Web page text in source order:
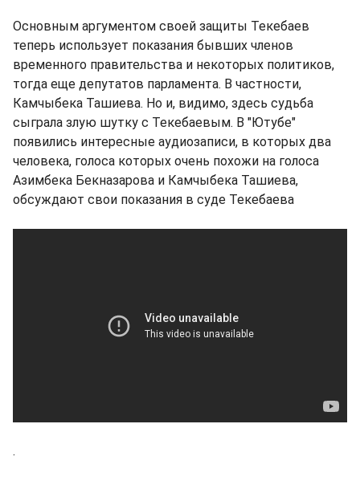
Основным аргументом своей защиты Текебаев
теперь использует показания бывших членов
временного правительства и некоторых политиков,
тогда еще депутатов парламента. В частности,
Камчыбека Ташиева. Но и, видимо, здесь судьба
сыграла злую шутку с Текебаевым. В "Ютубе"
появились интересные аудиозаписи, в которых два
человека, голоса которых очень похожи на голоса
Азимбека Бекназарова и Камчыбека Ташиева,
обсуждают свои показания в суде Текебаева
.